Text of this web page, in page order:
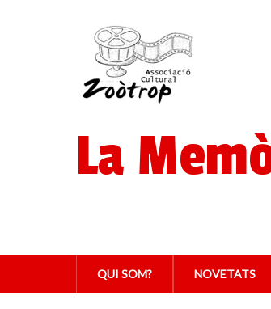
La
QUI SOM? NOVETATS